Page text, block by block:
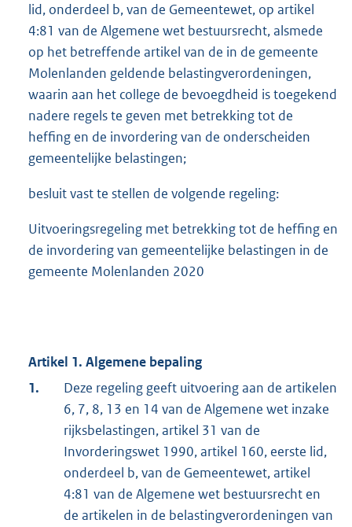
lid, onderdeel b, van de Gemeentewet, op artikel
4:81 van de Algemene wet bestuursrecht, alsmede
op het betreffende artikel van de in de gemeente
Molenlanden geldende belastingverordeningen,
waarin aan het college de bevoegdheid is toegekend
nadere regels te geven met betrekking tot de
heffing en de invordering van de onderscheiden
gemeentelijke belastingen;
besluit vast te stellen de volgende regeling:
Uitvoeringsregeling met betrekking tot de heffing en
de invordering van gemeentelijke belastingen in de
gemeente Molenlanden 2020
Artikel 1. Algemene bepaling
1.
Deze regeling geeft uitvoering aan de artikelen
6, 7, 8, 13 en 14 van de Algemene wet inzake
rijksbelastingen, artikel 31 van de
Invorderingswet 1990, artikel 160, eerste lid,
onderdeel b, van de Gemeentewet, artikel
4:81 van de Algemene wet bestuursrecht en
de artikelen in de belastingverordeningen van